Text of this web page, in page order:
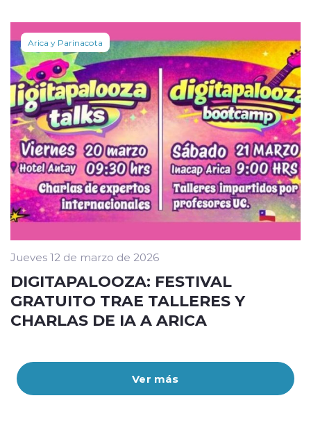
Ver más
Arica y Parinacota
Jueves 12 de marzo de 2026
DIGITAPALOOZA: FESTIVAL
GRATUITO TRAE TALLERES Y
CHARLAS DE IA A ARICA